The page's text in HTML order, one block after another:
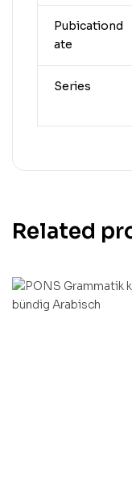
Pubicationd
ate
Series
Related